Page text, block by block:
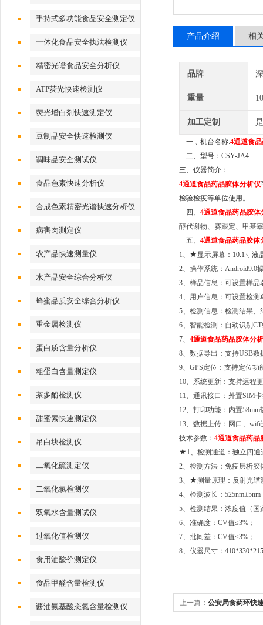
手持式多功能食品安全测定仪
一体化食品安全执法检测仪
精密光谱食品安全分析仪
ATP荧光快速检测仪
荧光增白剂快速测定仪
豆制品安全快速检测仪
调味品安全测试仪
食品色素快速分析仪
合成色素精密光谱快速分析仪
病害肉测定仪
农产品快速测量仪
水产品安全综合分析仪
蜂蜜品质安全综合分析仪
重金属检测仪
蛋白质含量分析仪
粗蛋白含量测定仪
茶多酚检测仪
甜蜜素快速测定仪
吊白块检测仪
二氧化硫测定仪
二氧化氯检测仪
双氧水含量测试仪
过氧化值检测仪
食用油酸价测定仪
食品甲醛含量检测仪
酱油氨基酸态氮含量检测仪
产品介绍 相
品牌
重量
加工定制 是
一﹑机台名称:4通道食
二、 型号： CSY-JA4
三、仪器简介：
4通道食品药品胶体分析仪
检验检疫等单位使用。
四、4通道食品药品胶体
醇代谢物、赛跟定、 甲基
五、 4通道食品药品胶体
1、 ★ 显示屏幕： 10.1寸液
2、操作系统：Android9.0
3、样品信息：可设置样
4、用户信息：可设置检
5、检测信息：检测结果
6、智能检测：自动识别
7、 4通道食品药品胶体分
8、数据导出：支持USB
9、GPS定位：支持定位功
10、系统更新：支持远程
11、通讯接口：外置SIM
12、打印功能：内置
13、数据上传：网口、
技术参数： 4通道食品药品
★ 1、检测通道： 独立四通
2、检测方法：免疫层析胶
3、 ★测量原理：反射光
4、检测波长：525nm±5nm
5、检测结果：浓度值（
6、准确度：CV值≤3%；
7、批间差：CV值≤3%；
8、仪器尺寸： 410*330*215
上一篇： 公安局食药环快